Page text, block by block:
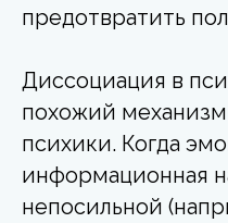
предотвратить
Диссоциация в
похожий
психики. Когда
информационная
непосильной